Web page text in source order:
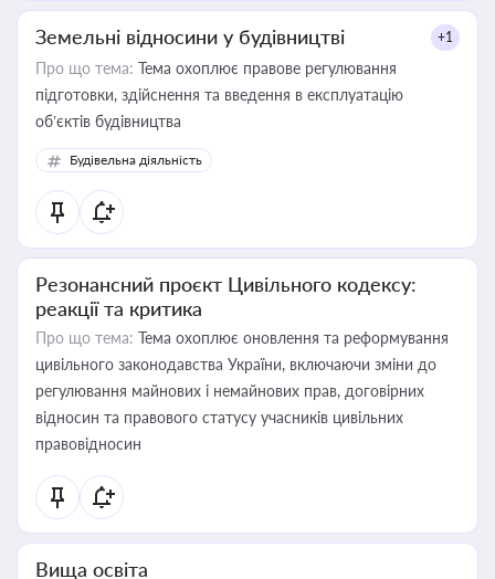
Земельні відносини у будівництві +1
Про що тема: Тема охоплює правове регулювання
підготовки, здійснення та введення в експлуатацію
об’єктів будівництва
Будівельна діяльність
Резонансний проєкт Цивільного кодексу:
реакції та критика
Про що тема: Тема охоплює оновлення та реформування
цивільного законодавства України, включаючи зміни до
регулювання майнових і немайнових прав, договірних
відносин та правового статусу учасників цивільних
правовідносин
Вища освіта